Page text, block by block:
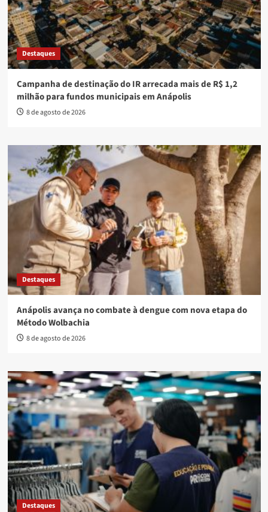
Destaques
Campanha de destinação do IR arrecada mais de R$ 1,2
milhão para fundos municipais em Anápolis
8 de agosto de 2026
Destaques
Anápolis avança no combate à dengue com nova etapa do
Método Wolbachia
8 de agosto de 2026
Destaques